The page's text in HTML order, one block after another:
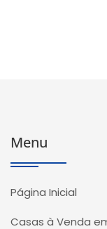
Menu
Página Inicial
Casas à Venda